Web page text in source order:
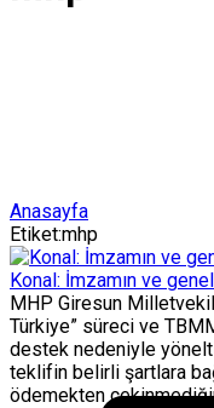
Anasayfa
Etiket:mhp
Konal: İmzamın ve
MHP Giresun
Türkiye” süreci ve
destek nedeniyle
teklifin belirli şartlara
ödemekten